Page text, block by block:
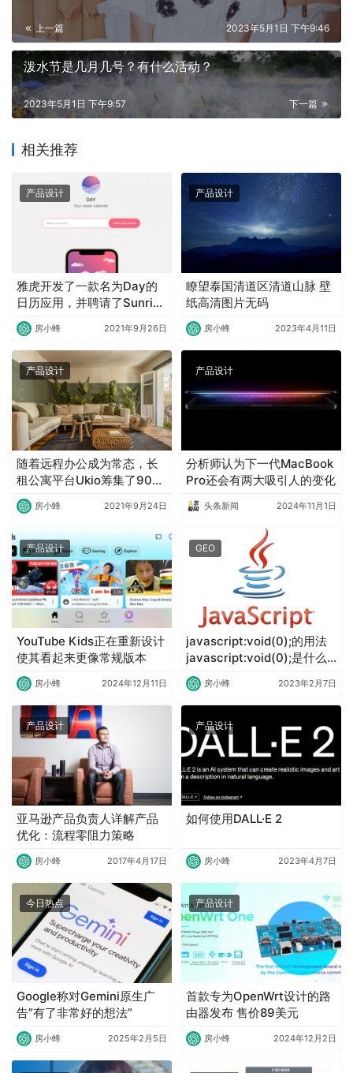
上一篇 2023年5月1日 下午9:46
泼水节是几月几号？有什么活动？
下一篇
2023年5月1日 下午9:57
相关推荐
产品设计
雅虎开发了一款名为Day的
日历应用，并聘请了Sunrise
的联合创始人来设计
房小蜂 2021年9月26日
产品设计
瞭望泰国清道区清道山脉 壁
纸高清图片无码
房小蜂 2023年4月11日
产品设计
随着远程办公成为常态，长
租公寓平台Ukio筹集了900
万美元的种子轮融资
房小蜂 2021年9月24日
产品设计
分析师认为下一代MacBook
Pro还会有两大吸引人的变化
头条新闻 2024年11月1日
产品设计
YouTube Kids正在重新设计
使其看起来更像常规版本
房小蜂 2024年12月11日
GEO
javascript:void(0);的用法
javascript:void(0);是什么
意思怎么解决
房小蜂 2023年2月7日
产品设计
亚马逊产品负责人详解产品
优化：流程零阻力策略
房小蜂 2017年4月17日
产品设计
如何使用DALL·E 2
房小蜂 2023年4月7日
今日热点
Google称对Gemini原生广
告”有了非常好的想法”
房小蜂 2025年2月5日
产品设计
首款专为OpenWrt设计的路
由器发布 售价89美元
房小蜂 2024年12月2日